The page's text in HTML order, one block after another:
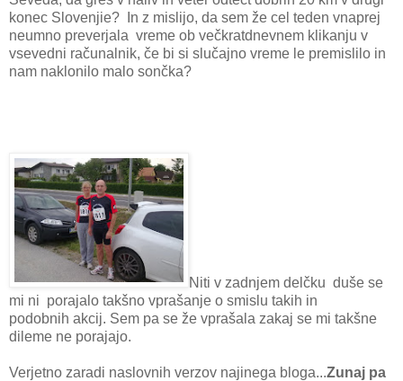
konec Slovenjie? In z mislijo, da sem že cel teden vnaprej
neumno preverjala vreme ob večkratdnevnem klikanju v
vsevedni računalnik, če bi si slučajno vreme le premislilo in
nam naklonilo malo sončka?
Niti v zadnjem delčku duše se
mi ni porajalo takšno vprašanje o smislu takih in
podobnih akcij. Sem pa se že vprašala zakaj se mi takšne
dileme ne porajajo.
Verjetno zaradi naslovnih verzov najinega bloga...Zunaj pa